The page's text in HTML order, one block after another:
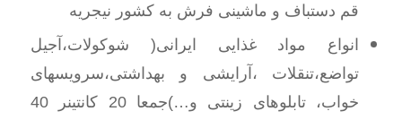
قم دستباف و ماشینی فرش به کشور نیجریه
انواع مواد غذایی ایرانی( شوکولات،آجیل
تواضع،تنقلات ،آرایشی و بهداشتی،سرویسهای
خواب، تابلوهای زینتی و…)جمعا 20 کانتینر 40